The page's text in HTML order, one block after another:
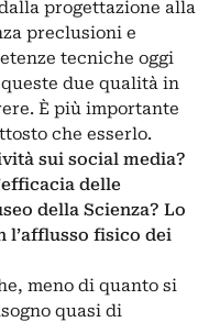
progettazione alla
preclusioni e
tecniche oggi
due qualità in
È più importante
che esserlo.
sui social media?
delle
della Scienza? Lo
l’afflusso fisico dei
meno di quanto si
quasi di